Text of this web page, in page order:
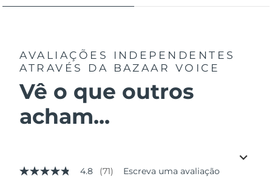
AVALIAÇÕES INDEPENDENTES
ATRAVÉS DA BAZAAR VOICE
Vê o que outros
acham...
4.8
4.8 (71) Escreva uma avaliação